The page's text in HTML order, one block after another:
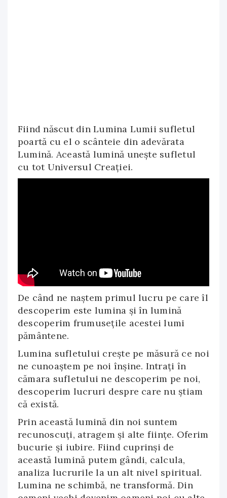
Fiind născut din Lumina Lumii sufletul
poartă cu el o scânteie din adevărata
Lumină. Această lumină uneşte sufletul
cu tot Universul Creaţiei.
De când ne naştem primul lucru pe care îl
descoperim este lumina şi în lumină
descoperim frumuseţile acestei lumi
pământene.
Lumina sufletului creşte pe măsură ce noi
ne cunoaştem pe noi înşine. Intraţi în
cămara sufletului ne descoperim pe noi,
descoperim lucruri despre care nu ştiam
că există.
Prin această lumină din noi suntem
recunoscuţi, atragem şi alte ființe. Oferim
bucurie şi iubire. Fiind cuprinşi de
această lumină putem gândi, calcula,
analiza lucrurile la un alt nivel spiritual.
Lumina ne schimbă, ne transformă. Din